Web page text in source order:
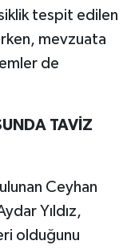
tespit edilen
mevzuata
de
TAVİZ
Ceyhan
Yıldız,
olduğunu